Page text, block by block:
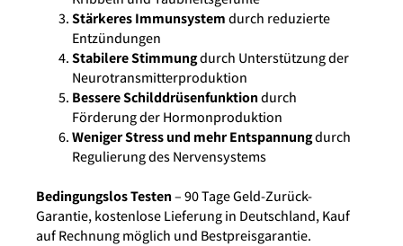
Stärkeres Immunsystemdurch reduzierte
Entzündungen
Stabilere Stimmungdurch Unterstützung der
Neurotransmitterproduktion
Bessere Schilddrüsenfunktiondurch
Förderung der Hormonproduktion
Weniger Stress und mehr Entspannungdurch
Regulierung des Nervensystems
Bedingungslos Testen– 90 Tage Geld-Zurück-
Garantie, kostenlose Lieferung in Deutschland, Kauf
auf Rechnung möglich und Bestpreisgarantie.